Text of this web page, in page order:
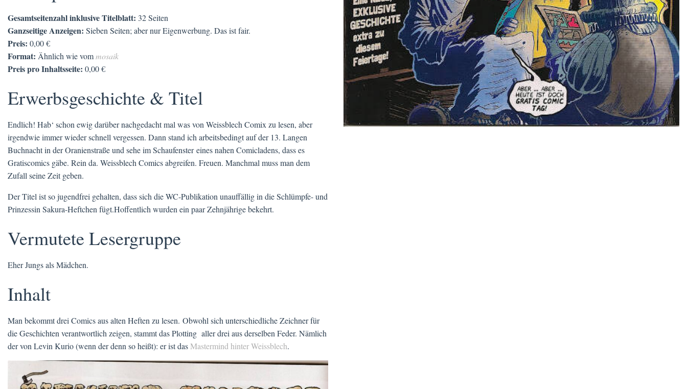
Gesamtseitenzahl inklusive Titelblatt: 32 Seiten
Ganzseitige Anzeigen: Sieben Seiten; aber nur Eigenwerbung. Das ist fair.
Preis: 0,00 €
Format: Ähnlich wie vommosaik
Preis pro Inhaltsseite: 0,00 €
Erwerbsgeschichte & Titel
Endlich! Hab‘ schon ewig darüber nachgedacht mal was von Weissblech Comix zu lesen, aber
irgendwie immer wieder schnell vergessen. Dann stand ich arbeitsbedingt auf der 13. Langen
Buchnacht in der Oranienstraße und sehe im Schaufenster eines nahen Comicladens, dass es
Gratiscomics gäbe. Rein da. Weissblech Comics abgreifen. Freuen. Manchmal muss man dem
Zufall seine Zeit geben.
Der Titel ist so jugendfrei gehalten, dass sich die WC-Publikation unauffällig in die Schlümpfe- und
Prinzessin Sakura-Heftchen fügt.Hoffentlich wurden ein paar Zehnjährige bekehrt.
Vermutete Lesergruppe
Eher Jungs als Mädchen.
Inhalt
Man bekommt drei Comics aus alten Heften zu lesen. Obwohl sich unterschiedliche Zeichner für
die Geschichten verantwortlich zeigen, stammt das Plotting aller drei aus derselben Feder. Nämlich
der von Levin Kurio (wenn der denn so heißt): er ist das Mastermind hinter Weissblech.